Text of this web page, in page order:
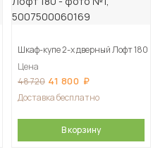
Шкаф-купе 2-х дверный Лофт 180
Цена
48 720 41 800
Доставка бесплатно
В корзину